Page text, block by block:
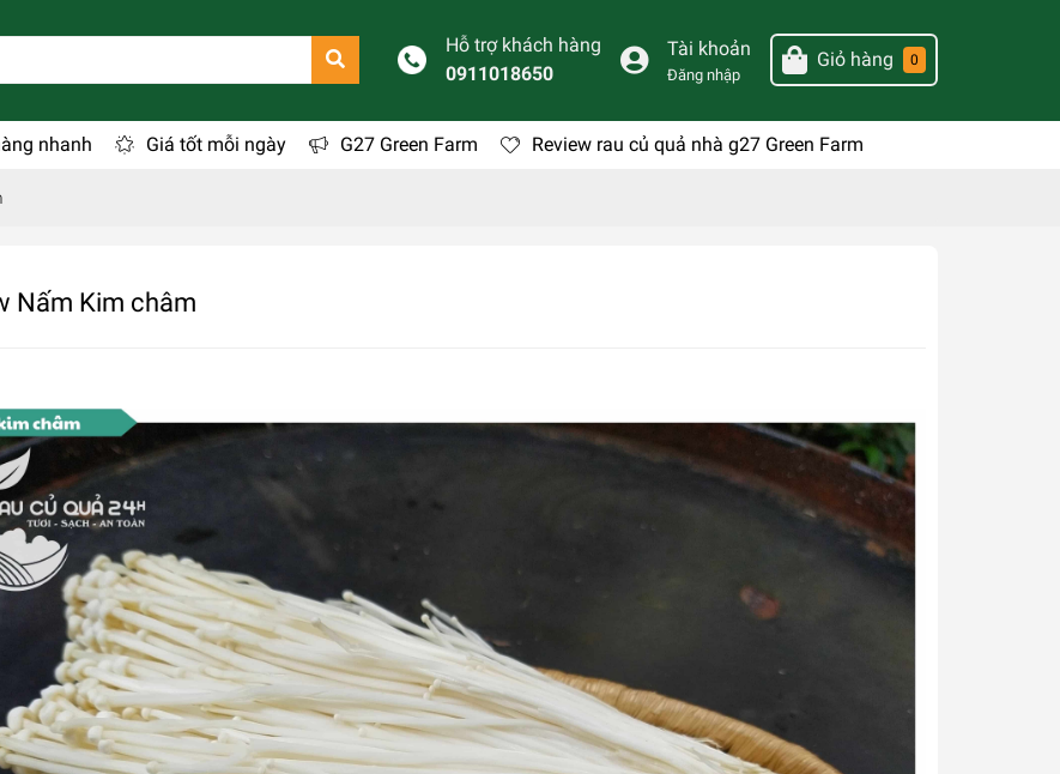
Hỗ trợ khách hàng
0911018650
Tài khoản
Đăng nhập
Giỏ hàng 0
nhanh Giá tốt mỗi ngày G27 Green Farm Review rau củ quả nhà g27 Green Farm
Nấm Kim châm